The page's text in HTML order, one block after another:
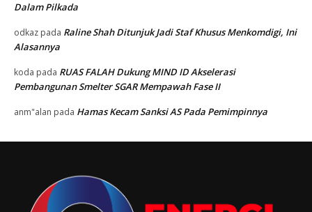
Dalam Pilkada
odkaz pada Raline Shah Ditunjuk Jadi Staf Khusus Menkomdigi, Ini
Alasannya
koda pada RUAS FALAH Dukung MIND ID Akselerasi
Pembangunan Smelter SGAR Mempawah Fase II
anm"alan pada Hamas Kecam Sanksi AS Pada Pemimpinnya